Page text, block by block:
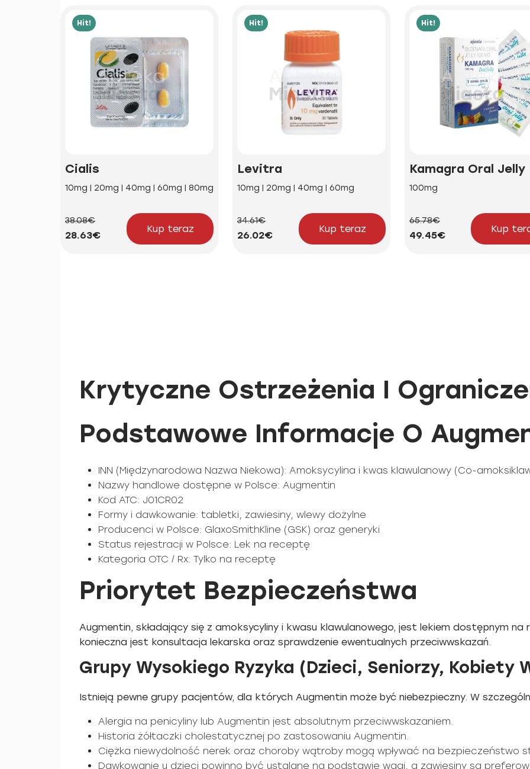
Hit!
Cialis
10mg | 20mg | 40mg | 60mg | 80mg
38.08€
28.63€
Kup teraz
Hit!
Levitra
10mg | 20mg | 40mg | 60mg
34.61€
26.02€
Kup teraz
Hit!
Kamagra Oral Jelly
100mg
65.78€
49.45€
Kup
Krytyczne Ostrzeżenia I
Podstawowe Informacje O
INN (Międzynarodowa Nazwa Niekowa): Amoksycylina i kwas klawulanowy (Co-
Nazwy handlowe dostępne w Polsce: Augmentin
Kod ATC: J01CR02
Formy i dawkowanie: tabletki, zawiesiny, wlewy dożylne
Producenci w Polsce: GlaxoSmithKline (GSK) oraz generyki
Status rejestracji w Polsce: Lek na receptę
Kategoria OTC / Rx: Tylko na receptę
Priorytet Bezpieczeństwa
Augmentin, składający się z amoksycyliny i kwasu klawulanowego, jest lekiem dostępnym
konieczna jest konsultacja lekarska oraz sprawdzenie ewentualnych przeciwwskazań.
Grupy Wysokiego Ryzyka (Dzieci, Seniorzy, Kobiety
Istnieją pewne grupy pacjentów, dla których Augmentin może być niebezpieczny. W
Alergia na penicyliny lub Augmentin jest absolutnym przeciwwskazaniem.
Historia żółtaczki cholestatycznej po zastosowaniu Augmentin.
Ciężka niewydolność nerek oraz choroby wątroby mogą wpływać na bezpieczeństwo
Dawkowanie u dzieci powinno być ustalane na podstawie wagi, a zawiesiny są